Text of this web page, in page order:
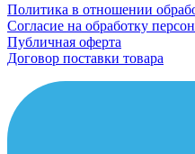
Политика в отношении
Согласие на обработку
Публичная оферта
Договор поставки товара